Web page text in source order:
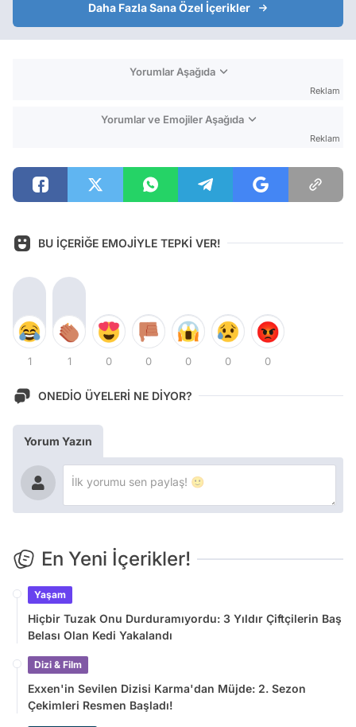
Daha Fazla Sana Özel İçerikler
Yorumlar Aşağıda
Reklam
Yorumlar ve Emojiler Aşağıda
Reklam
BU İÇERİĞE EMOJİYLE TEPKİ VER!
1 1 0 0 0 0 0
ONEDİO ÜYELERİ NE DİYOR?
Yorum Yazın
En Yeni İçerikler!
Yaşam
Hiçbir Tuzak Onu Durduramıyordu: 3 Yıldır Çiftçilerin Baş
Belası Olan Kedi Yakalandı
Dizi & Film
Exxen'in Sevilen Dizisi Karma'dan Müjde: 2. Sezon
Çekimleri Resmen Başladı!